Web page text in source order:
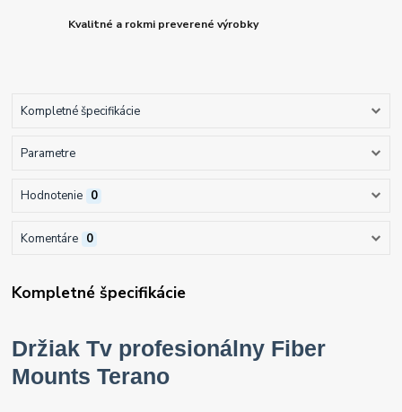
Kvalitné a rokmi preverené výrobky
Kompletné špecifikácie
Parametre
Hodnotenie 0
Komentáre 0
Kompletné špecifikácie
Držiak Tv profesionálny Fiber
Mounts Terano